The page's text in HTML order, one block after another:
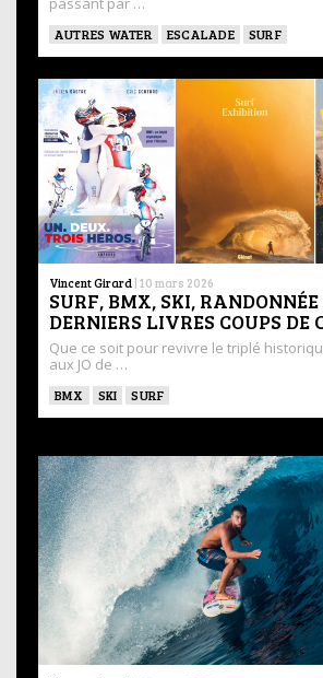
AUTRES WATER ESCALADE SURF
Vincent Girard | 10 mars 2026
SURF, BMX, SKI, RANDONNÉE
DERNIERS LIVRES COUPS DE
Que ce soit pour revivre le triplé
aux JO de …
BMX SKI SURF